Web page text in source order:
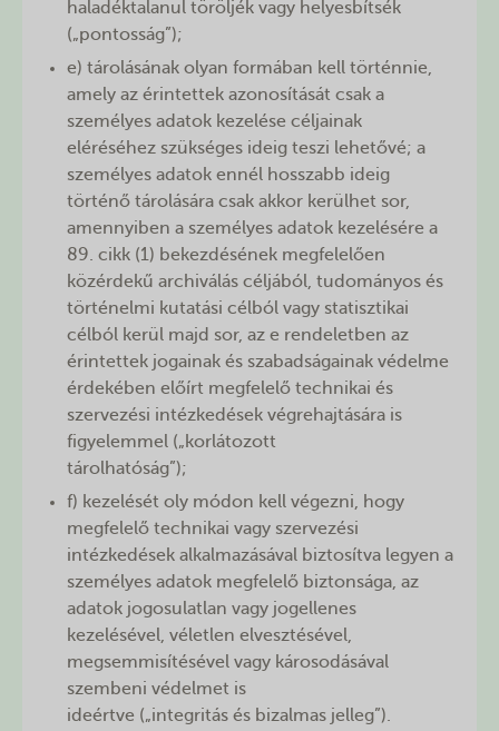
haladéktalanul töröljék vagy helyesbítsék
(„pontosság”);
e) tárolásának olyan formában kell történnie,
amely az érintettek azonosítását csak a
személyes adatok kezelése céljainak
eléréséhez szükséges ideig teszi lehetővé; a
személyes adatok ennél hosszabb ideig
történő tárolására csak akkor kerülhet sor,
amennyiben a személyes adatok kezelésére a
89. cikk (1) bekezdésének megfelelően
közérdekű archiválás céljából, tudományos és
történelmi kutatási célból vagy statisztikai
célból kerül majd sor, az e rendeletben az
érintettek jogainak és szabadságainak védelme
érdekében előírt megfelelő technikai és
szervezési intézkedések végrehajtására is
figyelemmel („korlátozott
tárolhatóság”);
f) kezelését oly módon kell végezni, hogy
megfelelő technikai vagy szervezési
intézkedések alkalmazásával biztosítva legyen a
személyes adatok megfelelő biztonsága, az
adatok jogosulatlan vagy jogellenes
kezelésével, véletlen elvesztésével,
megsemmisítésével vagy károsodásával
szembeni védelmet is
ideértve („integritás és bizalmas jelleg”).